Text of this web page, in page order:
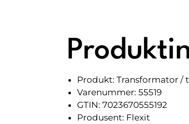
Produkt: Transformator /
Varenummer: 55519
GTIN: 7023670555192
Produsent: Flexit